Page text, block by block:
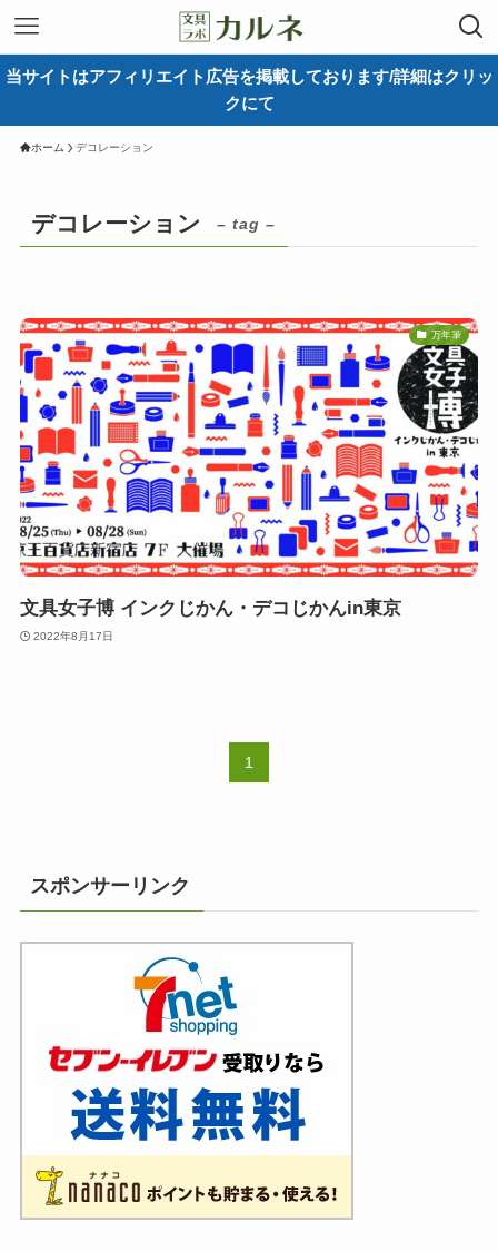
当サイトはアフィリエイト広告を掲載しております/詳細はクリッ
クにて
ホーム デコレーション
デコレーション – tag –
万年筆
文具女子博 インクじかん・デコじかんin東京
2022年8月17日
1
スポンサーリンク